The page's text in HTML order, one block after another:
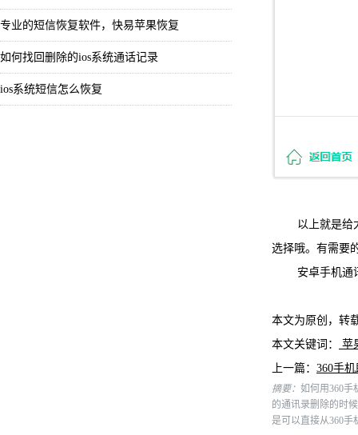
专业的短信恢复软件，快易苹果恢复
如何找回删除的ios系统通话记录
ios系统短信怎么恢复
以上就是给大
选择哦。有需要
安卓手机通讯
本文为原创，转
本文关键词：
苹
上一篇： 360手
摘要： 如何用360手
的通讯录删除的时
是可以直接从360手